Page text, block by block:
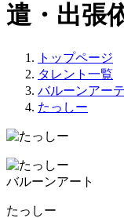
遣・出張
トップページ
タレント一覧
バルーンアー
たっしー
バルーンアート
たっしー